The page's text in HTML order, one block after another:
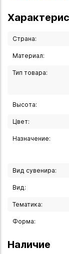
Почему стоит
- Символическая
- В русской
- В китайской
плодородие.
- Для многих
- Латунный
золотистый
любом
- Ручная работа
аккуратном
Разместить
достижений.
Страна:
Материал:
Тип товара:
Высота:
Цвет:
Назначение:
Вид сувенира:
Вид:
Тематика:
Форма:
Наличие